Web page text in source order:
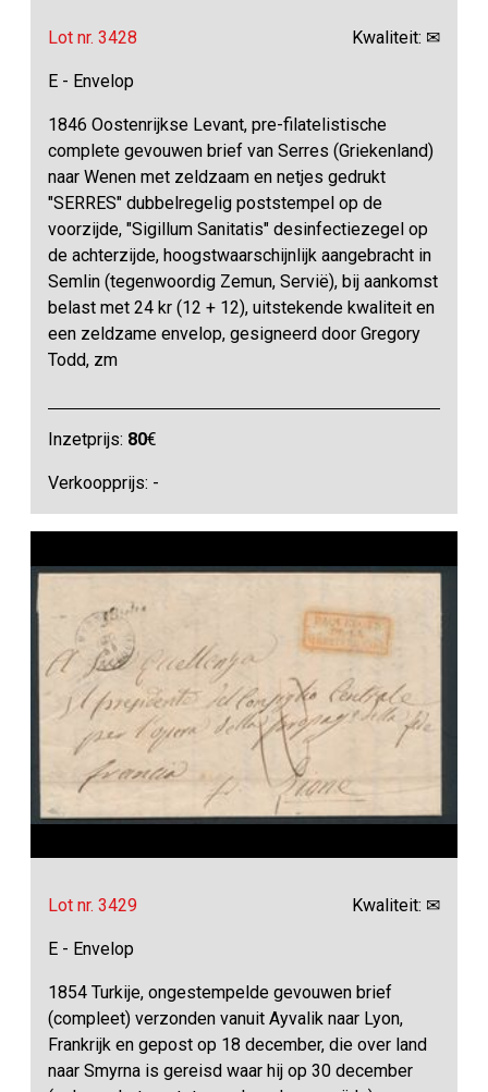
Lot nr. 3428 Kwaliteit: ✉
E - Envelop
1846 Oostenrijkse Levant, pre-filatelistische
complete gevouwen brief van Serres (Griekenland)
naar Wenen met zeldzaam en netjes gedrukt
"SERRES" dubbelregelig poststempel op de
voorzijde, "Sigillum Sanitatis" desinfectiezegel op
de achterzijde, hoogstwaarschijnlijk aangebracht in
Semlin (tegenwoordig Zemun, Servië), bij aankomst
belast met 24 kr (12 + 12), uitstekende kwaliteit en
een zeldzame envelop, gesigneerd door Gregory
Todd, zm
Inzetprijs: 80€
Verkoopprijs: -
Lot nr. 3429 Kwaliteit: ✉
E - Envelop
1854 Turkije, ongestempelde gevouwen brief
(compleet) verzonden vanuit Ayvalik naar Lyon,
Frankrijk en gepost op 18 december, die over land
naar Smyrna is gereisd waar hij op 30 december